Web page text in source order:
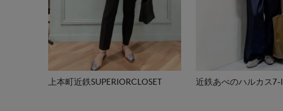
上本町近鉄SUPERIORCLOSET 近鉄あべのハルカス